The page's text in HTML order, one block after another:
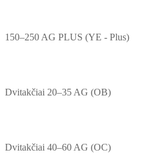
150–250 AG PLUS (YE - Plus)
Dvitakčiai 20–35 AG (OB)
Dvitakčiai 40–60 AG (OC)